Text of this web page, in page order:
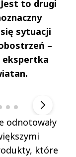
Jest to drugi
sytuacji
–
ekspertka
odnotowały
które